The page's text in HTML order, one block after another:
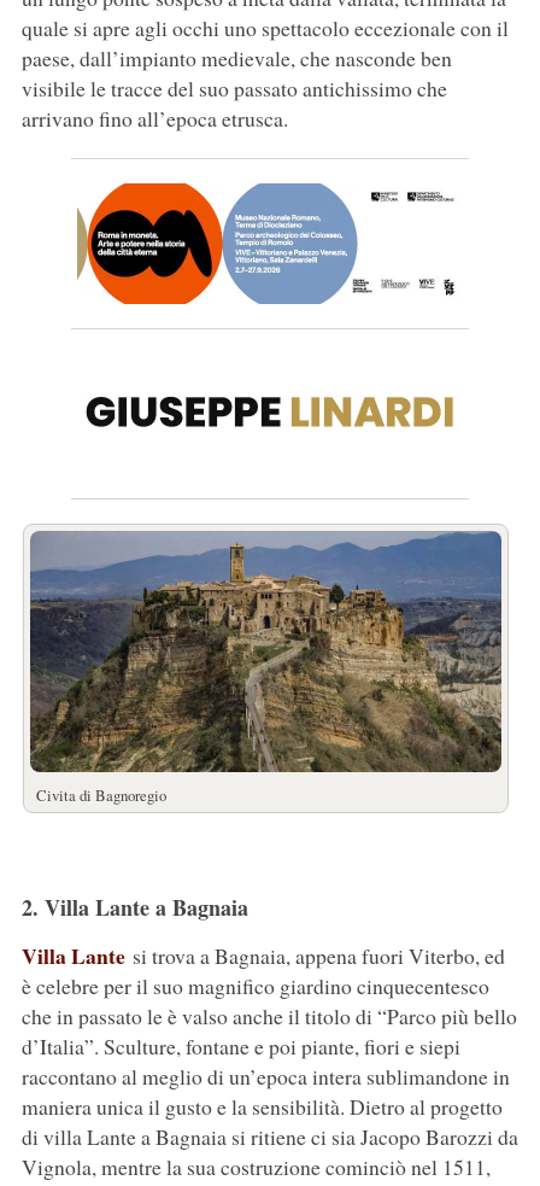
quale si apre agli occhi uno spettacolo eccezionale con il
paese, dall’impianto medievale, che nasconde ben
visibile le tracce del suo passato antichissimo che
arrivano fino all’epoca etrusca.
Civita di Bagnoregio
2. Villa Lante a Bagnaia
Villa Lantesi trova a Bagnaia, appena fuori Viterbo, ed
è celebre per il suo magnifico giardino cinquecentesco
che in passato le è valso anche il titolo di “Parco più bello
d’Italia”. Sculture, fontane e poi piante, fiori e siepi
raccontano al meglio di un’epoca intera sublimandone in
maniera unica il gusto e la sensibilità. Dietro al progetto
di villa Lante a Bagnaia si ritiene ci sia Jacopo Barozzi da
Vignola, mentre la sua costruzione cominciò nel 1511,